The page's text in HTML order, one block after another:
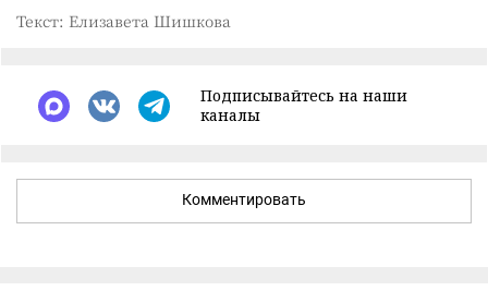
Текст: Елизавета Шишкова
Подписывайтесь на наши
каналы
Комментировать